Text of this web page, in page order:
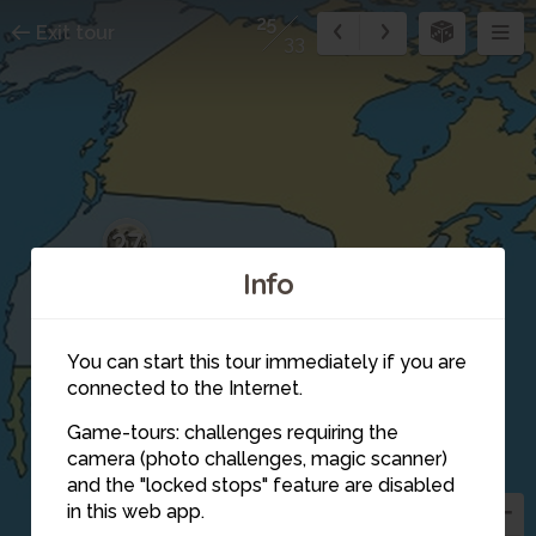
Info
You can start this tour immediately if you are
connected to the Internet.
Game-tours: challenges requiring the
camera (photo challenges, magic scanner)
and the "locked stops" feature are disabled
in this web app.
25 26
27
Exit tour
25
33